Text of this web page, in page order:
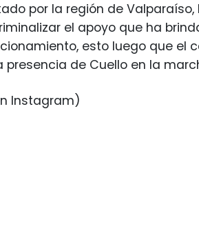
por la región de
el apoyo que ha
esto luego que el
presencia de Cuello en la
Instagram)